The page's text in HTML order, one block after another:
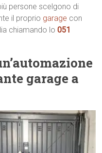
persone scelgono di
il proprio garage con
chiamando lo051
garage a